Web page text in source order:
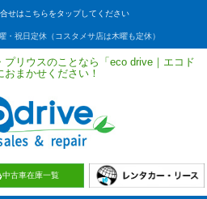
せはこちらをタップしてください
祝日定休（コスタメサ店は木曜も定休）
リウスのことなら「eco drive｜エコド
おまかせください！
中古車在庫一覧